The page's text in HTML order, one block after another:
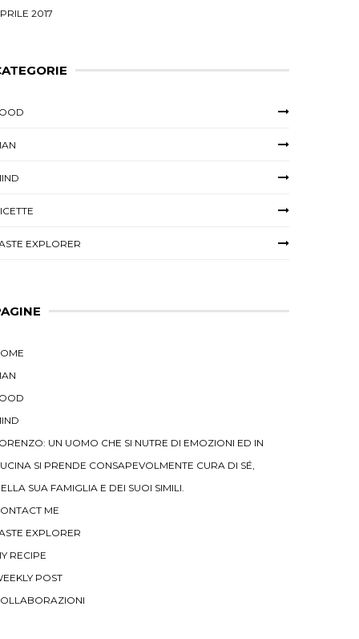
2017
EXPLORER
UN UOMO CHE SI NUTRE DI EMOZIONI ED IN
SI PRENDE CONSAPEVOLMENTE CURA DI SÉ,
SUA FAMIGLIA E DEI SUOI SIMILI.
ME
EXPLORER
RECIPE
POST